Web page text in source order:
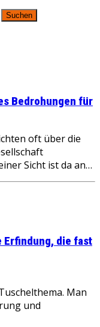
Bedrohungen für
oft über die
Sicht ist da an…
Erfindung, die fast
Man
und